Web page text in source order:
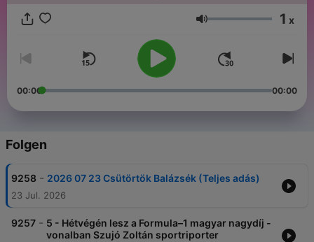
Lautstärke 1 x
00:00 00:00
Folgen
9258 - 2026 07 23 Csütörtök Balázsék (Teljes adás)
23 Jul. 2026
9257 - 5 - Hétvégén lesz a Formula–1 magyar nagydíj -
vonalban Szujó Zoltán sportriporter